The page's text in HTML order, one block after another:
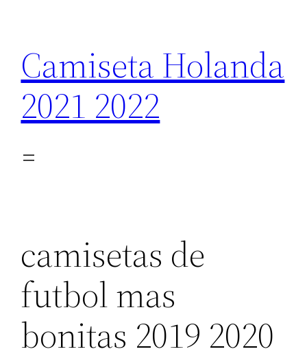
contenido
Camiseta Holanda
2021 2022
camisetas de
futbol mas
bonitas 2019 2020